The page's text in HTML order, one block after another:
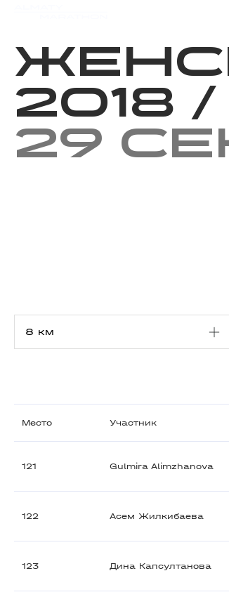
2018 /
29
Место Участник
121 Gulmira Alimzhanova
122 Асем Жилкибаева
123 Дина Капсултанова